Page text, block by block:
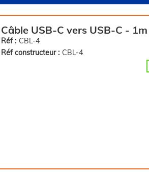
Câble USB-C vers USB-C - 1m
Réf : CBL-4
Réf constructeur : CBL-4